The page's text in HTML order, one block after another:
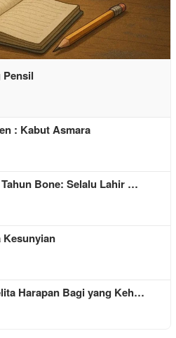
Pensil
: Kabut Asmara
Tahun Bone: Selalu Lahir …
Harapan Bagi yang Keh…